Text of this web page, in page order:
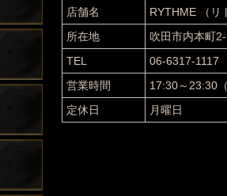
店舗名
RYTHME （リ
所在地
吹田市内本町
TEL
06-6317-1117
営業時間
17:30～23:30（
定休日
月曜日